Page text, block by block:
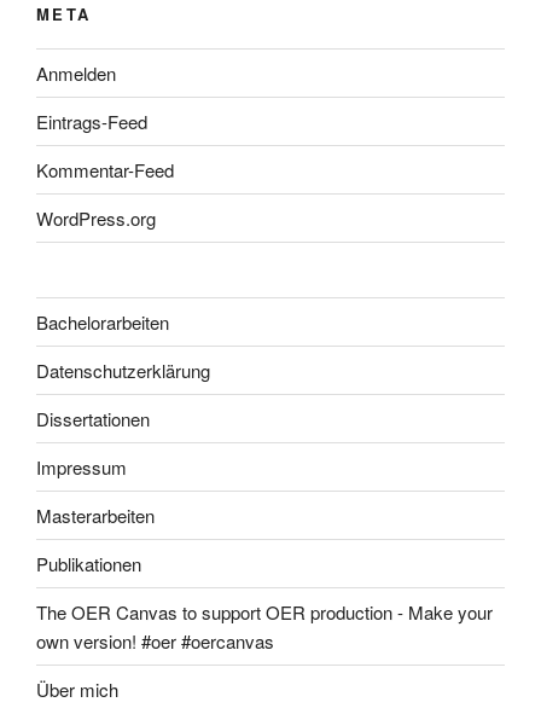
META
Anmelden
Eintrags-Feed
Kommentar-Feed
WordPress.org
Bachelorarbeiten
Datenschutzerklärung
Dissertationen
Impressum
Masterarbeiten
Publikationen
The OER Canvas to support OER production - Make your
own version! #oer #oercanvas
Über mich